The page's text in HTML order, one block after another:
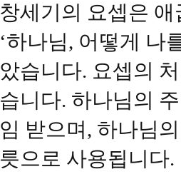
창세기의 요셉은
‘하나님, 어떻게 나
았습니다. 요셉의
습니다. 하나님의
임 받으며, 하나님
릇으로 사용됩니다.